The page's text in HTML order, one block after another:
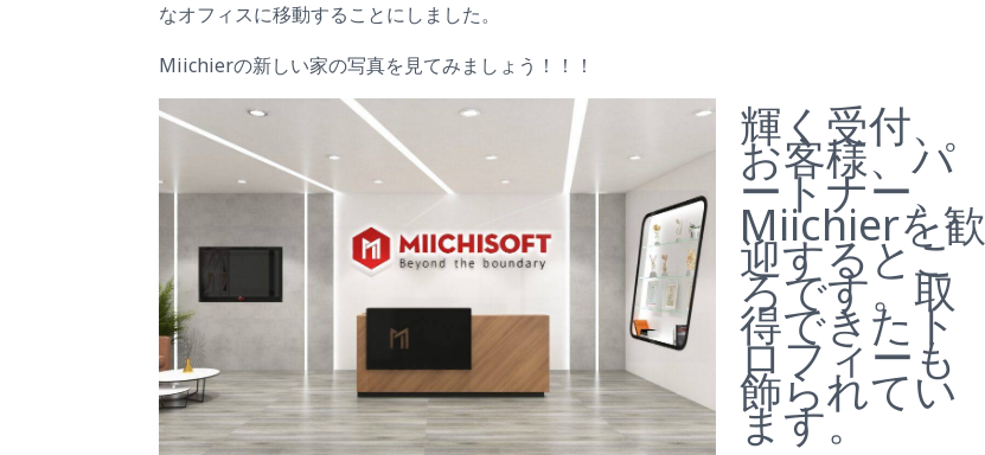
なオフィスに移動することにしました。
Miichierの新しい家の写真を見てみましょう！！！
輝く受付、
お客様、パ
ートナー、
Miichierを歓
迎するとこ
ろです。取
得できたト
ロフィーも
飾られてい
ます。